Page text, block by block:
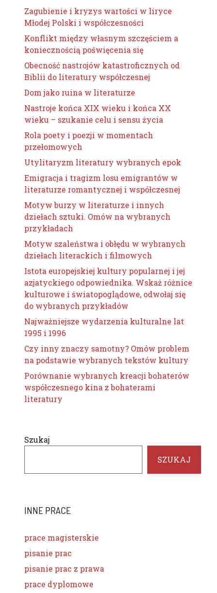
Zagubienie i kryzys wartości w liryce
Młodej Polski i współczesności
Konflikt między własnym szczęściem a
koniecznością poświęcenia się
Obecność nastrojów katastroficznych od
Biblii do literatury współczesnej
Dom jako ruina w literaturze
Nastroje końca XIX wieku i końca XX
wieku – szukanie celu i sensu życia
Rola poety i poezji w momentach
przełomowych
Utylitaryzm literatury wybranych epok
Emigracja i tragizm losu emigrantów w
literaturze romantycznej i współczesnej
Motyw burzy w literaturze i innych
dziełach sztuki. Omów na wybranych
przykładach
Motyw szaleństwa i obłędu w wybranych
dziełach literackich i filmowych
Istota europejskiej kultury popularnej i jej
azjatyckiego odpowiednika. Wskaż różnice
kulturowe i światopoglądowe, odwołaj się
do wybranych przykładów
Najważniejsze wydarzenia kulturalne lat
1995 i 1996
Czy inny znaczy samotny? Omów problem
na podstawie wybranych tekstów kultury
Porównanie wybranych kreacji bohaterów
współczesnego kina z bohaterami
literatury
Szukaj
SZUKAJ
INNE PRACE
prace magisterskie
pisanie prac
pisanie prac z prawa
prace dyplomowe